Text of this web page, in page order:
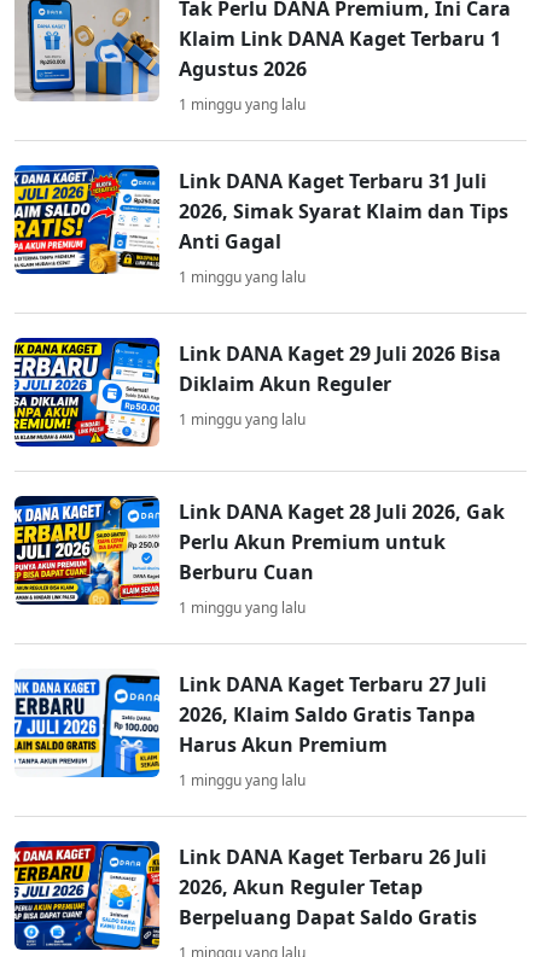
Tak Perlu DANA Premium, Ini Cara
Klaim Link DANA Kaget Terbaru 1
Agustus 2026
1 minggu yang lalu
Link DANA Kaget Terbaru 31 Juli
2026, Simak Syarat Klaim dan Tips
Anti Gagal
1 minggu yang lalu
Link DANA Kaget 29 Juli 2026 Bisa
Diklaim Akun Reguler
1 minggu yang lalu
Link DANA Kaget 28 Juli 2026, Gak
Perlu Akun Premium untuk
Berburu Cuan
1 minggu yang lalu
Link DANA Kaget Terbaru 27 Juli
2026, Klaim Saldo Gratis Tanpa
Harus Akun Premium
1 minggu yang lalu
Link DANA Kaget Terbaru 26 Juli
2026, Akun Reguler Tetap
Berpeluang Dapat Saldo Gratis